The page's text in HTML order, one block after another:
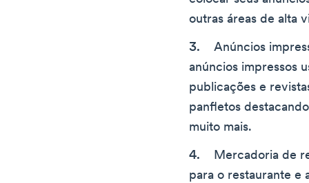
outras áreas de alta
Anúncios
anúncios impressos
publicações e
panfletos
muito mais.
Mercadoria de
para o restaurante e